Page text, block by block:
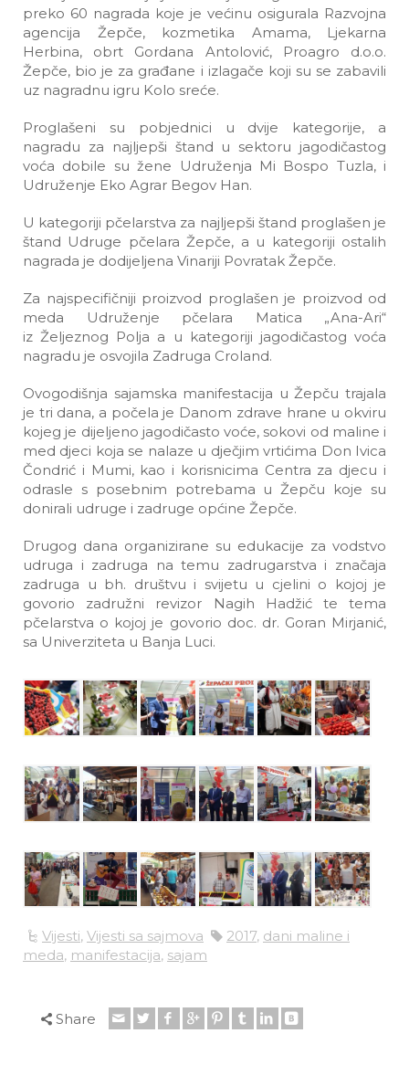
preko 60 nagrada koje je većinu osigurala Razvojna
agencija Žepče, kozmetika Amama, Ljekarna
Herbina, obrt Gordana Antolović, Proagro d.o.o.
Žepče, bio je za građane i izlagače koji su se zabavili
uz nagradnu igru Kolo sreće.
Proglašeni su pobjednici u dvije kategorije, a
nagradu za najljepši štand u sektoru jagodičastog
voća dobile su žene Udruženja Mi Bospo Tuzla, i
Udruženje Eko Agrar Begov Han.
U kategoriji pčelarstva za najljepši štand proglašen je
štand Udruge pčelara Žepče, a u kategoriji ostalih
nagrada je dodijeljena Vinariji Povratak Žepče.
Za najspecifičniji proizvod proglašen je proizvod od
meda Udruženje pčelara Matica „Ana-Ari“
iz Željeznog Polja a u kategoriji jagodičastog voća
nagradu je osvojila Zadruga Croland.
Ovogodišnja sajamska manifestacija u Žepču trajala
je tri dana, a počela je Danom zdrave hrane u okviru
kojeg je dijeljeno jagodičasto voće, sokovi od maline i
med djeci koja se nalaze u dječjim vrtićima Don Ivica
Čondrić i Mumi, kao i korisnicima Centra za djecu i
odrasle s posebnim potrebama u Žepču koje su
donirali udruge i zadruge općine Žepče.
Drugog dana organizirane su edukacije za vodstvo
udruga i zadruga na temu zadrugarstva i značaja
zadruga u bh. društvu i svijetu u cjelini o kojoj je
govorio zadružni revizor Nagih Hadžić te tema
pčelarstva o kojoj je govorio doc. dr. Goran Mirjanić,
sa Univerziteta u Banja Luci.
Vijesti, Vijesti sa sajmova 2017, dani maline i
meda, manifestacija, sajam
Share